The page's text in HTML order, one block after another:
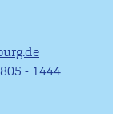
- 1444